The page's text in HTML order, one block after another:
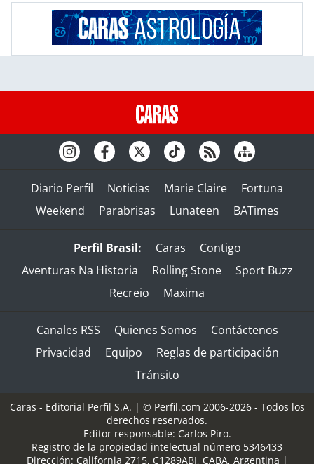
Diario Perfil Noticias Marie Claire
Fortuna
Weekend
Parabrisas Lunateen BATimes
Perfil Brasil: Caras
Contigo
Aventuras Na Historia
Rolling Stone
Sport Buzz
Recreio
Maxima
Canales RSS Quienes Somos
Contáctenos
Privacidad
Equipo
Reglas de participación
Tránsito
Caras - Editorial Perfil S.A. | © Perfil.com 2006-2026 - Todos los
derechos reservados.
Editor responsable: Carlos Piro.
Registro de la propiedad intelectual número 5346433
Dirección: California 2715, C1289ABI, CABA, Argentina |